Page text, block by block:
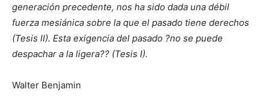
generación precedente, nos ha sido dada una débil
fuerza mesiánica sobre la que el pasado tiene derechos
(Tesis II). Esta exigencia del pasado ?no se puede
despachar a la ligera?? (Tesis I).
Walter Benjamin